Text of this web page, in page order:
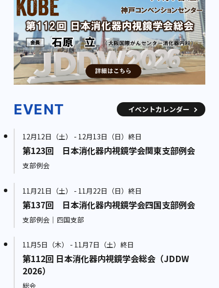
EVENT イベントカレンダー
12月12日（土） - 12月13日（日）終日
第123回 日本消化器内視鏡学会関東支部例会
支部例会
11月21日（土） - 11月22日（日）終日
第137回 日本消化器内視鏡学会四国支部例会
支部例会｜四国支部
11月5日（木） - 11月7日（土）終日
第112回 日本消化器内視鏡学会総会（JDDW
2026）
総会